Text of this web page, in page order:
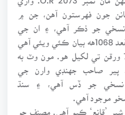
جون فهرستون آهن، جن ۾
نسخي جو ذڪر آهي، ۽ ان جي
ڪتابت جي تاريخ 21 ذوالقعد 1068هه بيان ڪئي ويئي آهي
۽ ٻڌايل آهي ته جملي 78 ورقن تي لکيل هو. مون وٽ به
صاحب جهنڊي وارن جي
جو ڏس آهي، ۽ سنڌ
موجود آهي.
’قانع‘ ڪيو آهي. مصنف جو